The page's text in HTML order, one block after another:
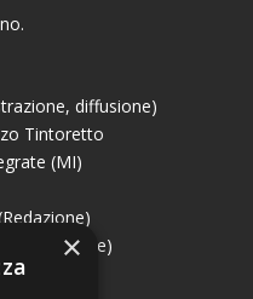
diffusione)
Tintoretto
(MI)
×